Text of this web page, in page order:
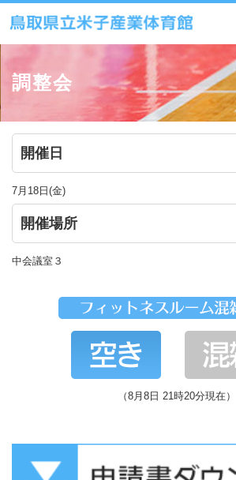
調整会
開催日
7月18日(金)
開催場所
中会議室３
（8月8日 21時20分現在）